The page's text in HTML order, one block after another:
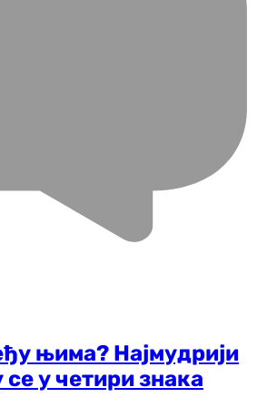
њима? Најмудрији
у четири знака